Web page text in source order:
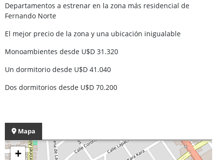
Departamentos a estrenar en la zona más residencial de
Fernando Norte
El mejor precio de la zona y una ubicación inigualable
Monoambientes desde U$D 31.320
Un dormitorio desde U$D 41.040
Dos dormitorios desde U$D 70.200
Mapa
+